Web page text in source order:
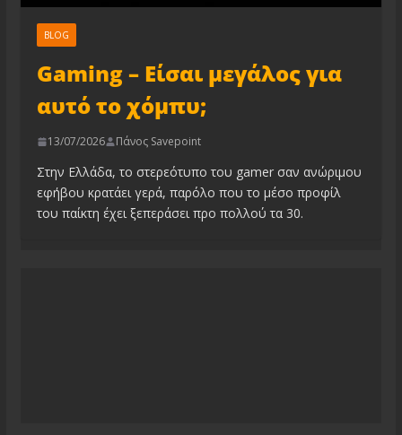
BLOG
Gaming – Είσαι μεγάλος για
αυτό το χόμπυ;
13/07/2026 Πάνος Savepoint
Στην Ελλάδα, το στερεότυπο του gamer σαν ανώριμου
εφήβου κρατάει γερά, παρόλο που το μέσο προφίλ
του παίκτη έχει ξεπεράσει προ πολλού τα 30.